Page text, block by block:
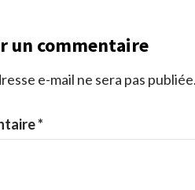
un commentaire
e-mail ne sera pas publiée.
*